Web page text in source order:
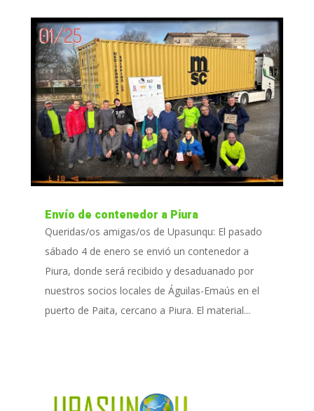
Envío de contenedor a Piura
Queridas/os amigas/os de Upasunqu: El pasado
sábado 4 de enero se envió un contenedor a
Piura, donde será recibido y desaduanado por
nuestros socios locales de Águilas-Emaús en el
puerto de Paita, cercano a Piura. El material...